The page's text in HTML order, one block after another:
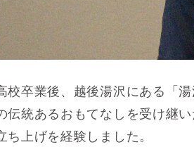
校卒業後、越後湯沢にある「
伝統あるおもてなしを受け継
ち上げを経験しました。